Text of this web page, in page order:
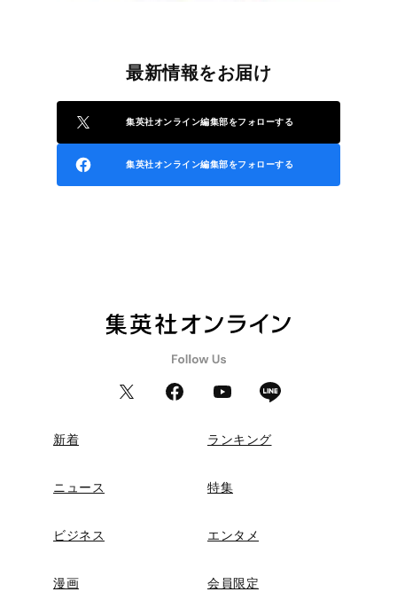
最新情報をお届け
集英社オンライン編集部をフォローする
集英社オンライン編集部をフォローする
新着 ランキング
ニュース 特集
ビジネス エンタメ
漫画 会員限定